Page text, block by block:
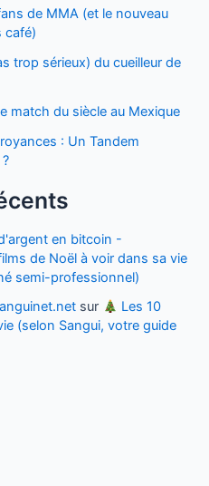
de MMA (et le nouveau
café)
trop sérieux) du cueilleur de
match du siècle au Mexique
: Un Tandem
en bitcoin -
de Noël à voir dans sa vie
semi-professionnel)
sur
Les 10
(selon Sangui, votre guide